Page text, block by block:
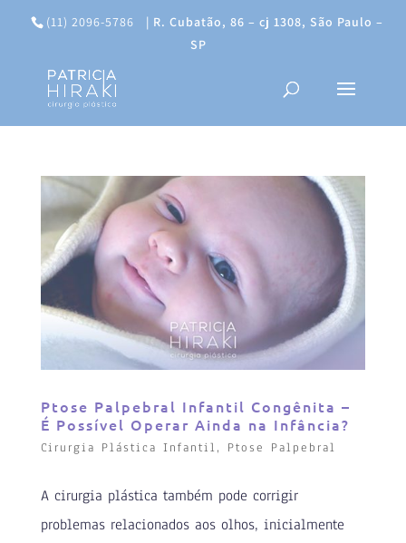
(11) 2096-5786 | R. Cubatão, 86 – cj 1308, São Paulo –
SP
Ptose Palpebral Infantil Congênita –
É Possível Operar Ainda na Infância?
Cirurgia Plástica Infantil, Ptose Palpebral
A cirurgia plástica também pode corrigir
problemas relacionados aos olhos, inicialmente